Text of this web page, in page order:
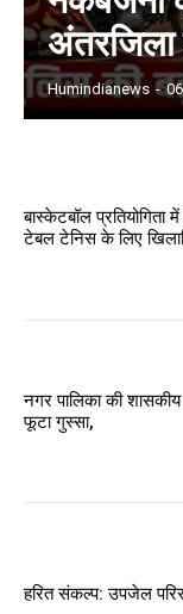
अंतरजिला
Humindianews -
बास्केटबॉल प्रतियोगिता
टेबल टेनिस के लिए
नगर पालिका की शासकीय
फूटा गुस्सा,
हरित संकल्प: उपजेल